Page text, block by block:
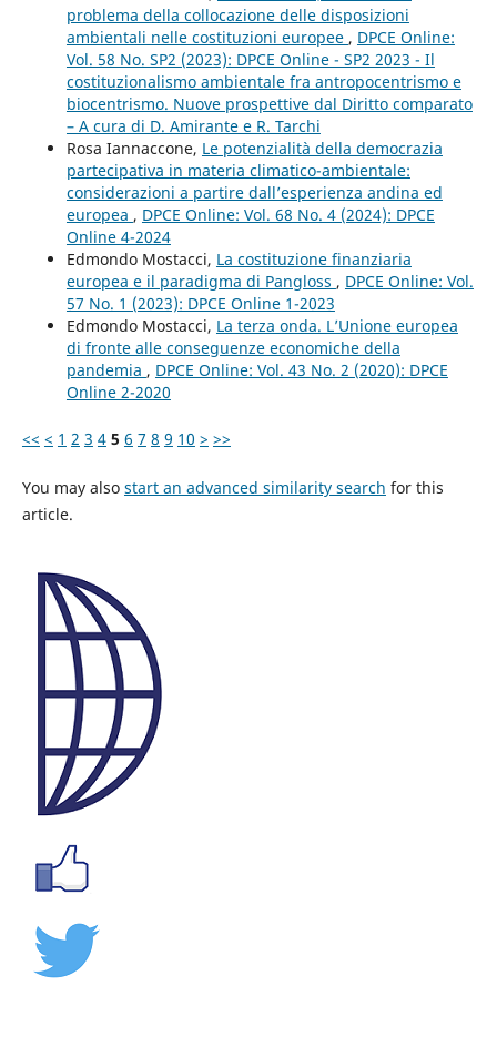
problema della collocazione delle disposizioni
ambientali nelle costituzioni europee , DPCE Online:
Vol. 58 No. SP2 (2023): DPCE Online - SP2 2023 - Il
costituzionalismo ambientale fra antropocentrismo e
biocentrismo. Nuove prospettive dal Diritto comparato
– A cura di D. Amirante e R. Tarchi
Rosa Iannaccone, Le potenzialità della democrazia
partecipativa in materia climatico-ambientale:
considerazioni a partire dall’esperienza andina ed
europea , DPCE Online: Vol. 68 No. 4 (2024): DPCE
Online 4-2024
Edmondo Mostacci, La costituzione finanziaria
europea e il paradigma di Pangloss , DPCE Online: Vol.
57 No. 1 (2023): DPCE Online 1-2023
Edmondo Mostacci, La terza onda. L’Unione europea
di fronte alle conseguenze economiche della
pandemia , DPCE Online: Vol. 43 No. 2 (2020): DPCE
Online 2-2020
<< < 1 2 3 4 5 6 7 8 9 10 > >>
You may also start an advanced similarity search for this
article.